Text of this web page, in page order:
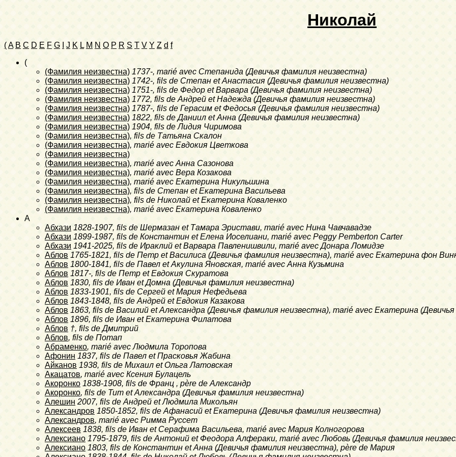
Николай
(A B C D E F G J K L M N O P R S T V Y Z d f
(
(Фамилия неизвестна) 1737-, marié avec Степанида (Девичья фамилия неизвестна)
(Фамилия неизвестна) 1742-, fils de Степан et Анастасия (Девичья фамилия неизвестна)
(Фамилия неизвестна) 1751-, fils de Федор et Варвара (Девичья фамилия неизвестна)
(Фамилия неизвестна) 1772, fils de Андрей et Надежда (Девичья фамилия неизвестна)
(Фамилия неизвестна) 1787-, fils de Герасим et Федосья (Девичья фамилия неизвестна)
(Фамилия неизвестна) 1822, fils de Даниил et Анна (Девичья фамилия неизвестна)
(Фамилия неизвестна) 1904, fils de Лидия Чиримова
(Фамилия неизвестна), fils de Татьяна Скалон
(Фамилия неизвестна), marié avec Евдокия Цветкова
(Фамилия неизвестна)
(Фамилия неизвестна), marié avec Анна Сазонова
(Фамилия неизвестна), marié avec Вера Козакова
(Фамилия неизвестна), marié avec Екатерина Никульшина
(Фамилия неизвестна), fils de Степан et Екатерина Васильева
(Фамилия неизвестна), fils de Николай et Екатерина Коваленко
(Фамилия неизвестна), marié avec Екатерина Коваленко
A
Абхази 1828-1907, fils de Шермазан et Тамара Эристави, marié avec Нина Чавчавадзе
Абхази 1899-1987, fils de Константин et Елена Иоселиани, marié avec Peggy Pemberton Carter
Абхази 1941-2025, fils de Ираклий et Варвара Павленишвили, marié avec Донара Ломидзе
Аблов 1765-1821, fils de Петр et Василиса (Девичья фамилия неизвестна), marié avec Екатерина фон
Аблов 1800-1841, fils de Павел et Акулина Яновская, marié avec Анна Кузьмина
Аблов 1817-, fils de Петр et Евдокия Скуратова
Аблов 1830, fils de Иван et Домна (Девичья фамилия неизвестна)
Аблов 1833-1901, fils de Сергей et Мария Нефедьева
Аблов 1843-1848, fils de Андрей et Евдокия Казакова
Аблов 1863, fils de Василий et Александра (Девичья фамилия неизвестна), marié avec Екатерина
Аблов 1896, fils de Иван et Екатерина Филатова
Аблов †, fils de Дмитрий
Аблов, fils de Потап
Абраменко, marié avec Людмила Торопова
Афонин 1837, fils de Павел et Прасковья Жабина
Айканов 1938, fils de Михаил et Ольга Латовская
Акацатов, marié avec Ксения Булацель
Акоронко 1838-1908, fils de Франц , père de Александр
Акоронко, fils de Тит et Александра (Девичья фамилия неизвестна)
Алешин 2007, fils de Андрей et Людмила Микольян
Александров 1850-1852, fils de Афанасий et Екатерина (Девичья фамилия неизвестна)
Александров, marié avec Римма Руссет
Алексеев 1838, fils de Иван et Серафима Васильева, marié avec Мария Колногорова
Алексиано 1795-1879, fils de Антоний et Феодора Алфераки, marié avec Любовь (Девичья фамилия
Алексиано 1803, fils de Константин et Анна (Девичья фамилия неизвестна), père de Мария